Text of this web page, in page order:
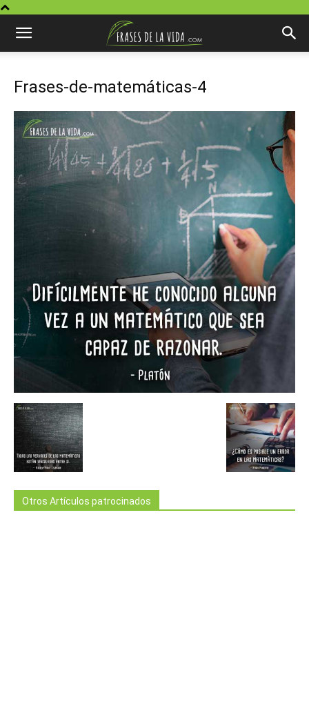
Frases-de-matemáticas-4
Otros Artículos patrocinados